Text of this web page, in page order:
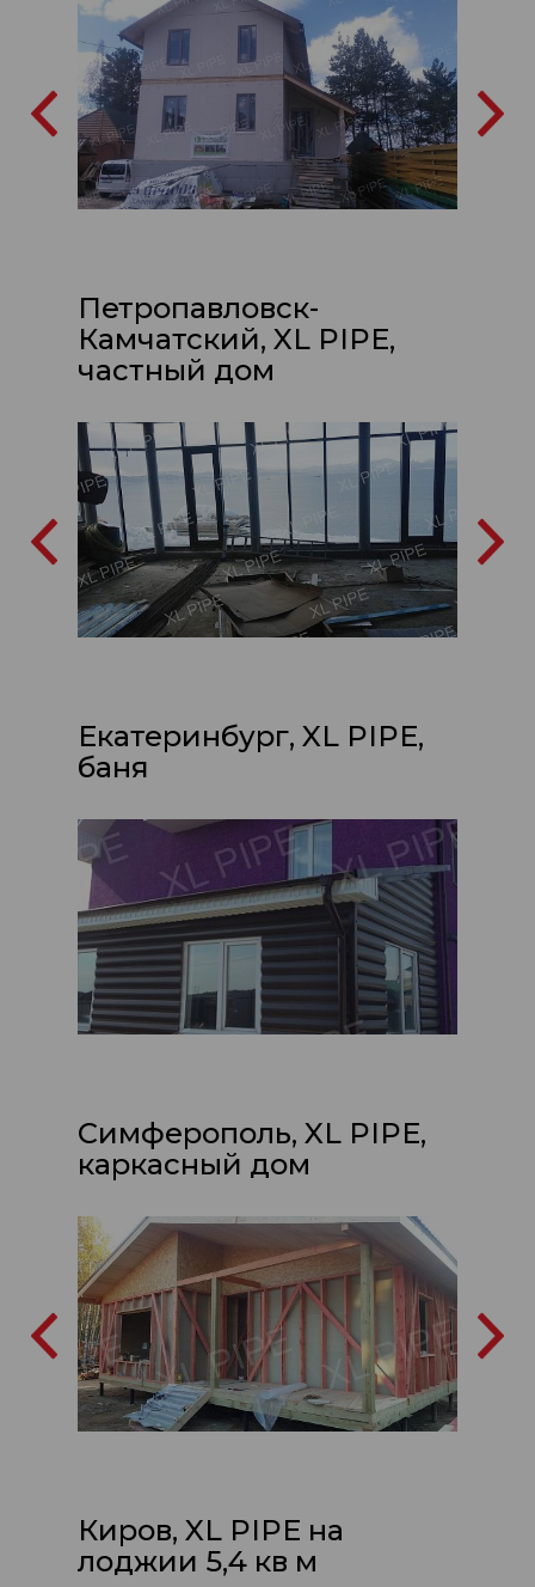
Петропавловск-
Камчатский, XL PIPE,
частный дом
Екатеринбург, XL PIPE,
баня
Симферополь, XL PIPE,
каркасный дом
Киров, XL PIPE на
лоджии 5,4 кв м